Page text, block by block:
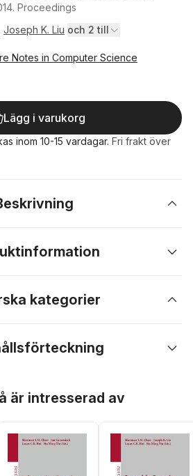
Proceedings
Joseph K. Liu och 2 till
Notes in Computer Science
Lägg i varukorg
inom 10-15 vardagar. Fri frakt över
kategorier
är intresserad av